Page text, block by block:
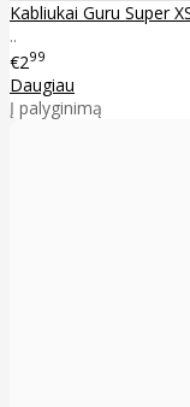
Kabliukai Guru Super
..
€299
Daugiau
Į palyginimą